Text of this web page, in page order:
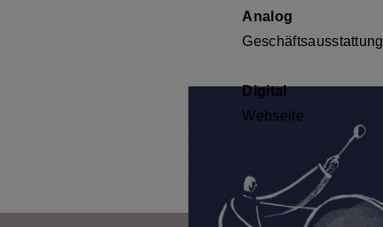
Analog
Geschäftsausstattung
Digital
Webseite